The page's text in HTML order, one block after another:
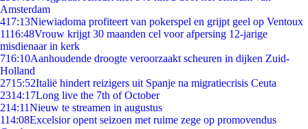
Amsterdam
417:13Niewiadoma profiteert van pokerspel en grijpt geel op Ventoux
1116:48Vrouw krijgt 30 maanden cel voor afpersing 12-jarige
misdienaar in kerk
716:10Aanhoudende droogte veroorzaakt scheuren in dijken Zuid-
Holland
2715:52Italië hindert reizigers uit Spanje na migratiecrisis Ceuta
2314:17Long live the 7th of October
214:11Nieuw te streamen in augustus
114:08Excelsior opent seizoen met ruime zege op promovendus